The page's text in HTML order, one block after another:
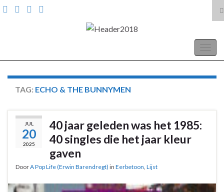
Search for:
TAG: ECHO & THE BUNNYMEN
JUL
20
2025
40 jaar geleden was het 1985:
40 singles die het jaar kleur
gaven
DoorA Pop Life (Erwin Barendregt) in Eerbetoon, Lijst